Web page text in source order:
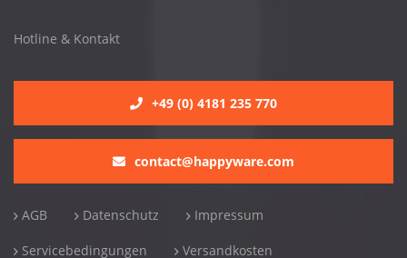
Hotline & Kontakt
+49 (0) 4181 235 770
contact@happyware.com
AGB Datenschutz Impressum
Servicebedingungen Versandkosten